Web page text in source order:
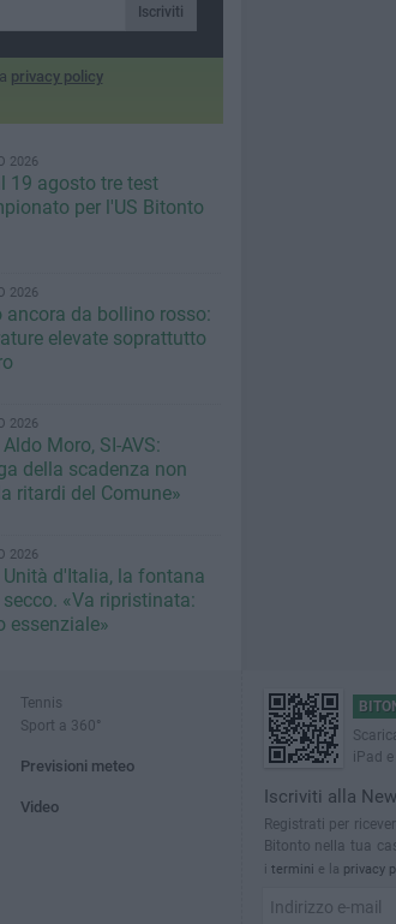
Iscriviti
privacy policy
2026
19 agosto tre test
per l'US Bitonto
2026
ancora da bollino rosso:
elevate soprattutto
2026
Moro, SI-AVS:
della scadenza non
ritardi del Comune»
2026
Unità d'Italia, la fontana
«Va ripristinata:
essenziale»
Tennis
Sport a 360°
Previsioni meteo
Video
iPad
Iscriviti alla
Registrati per
Bitonto nella tua
i termini e la privacy